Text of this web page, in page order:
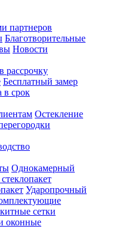
партнеров
Благотворительные
Новости
рассрочку
Бесплатный замер
в срок
Остекление
Однокамерный
Ударопрочный
сетки
оконные